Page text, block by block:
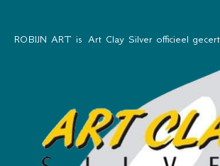
ROBIJN ART is Art Clay Silver officieel